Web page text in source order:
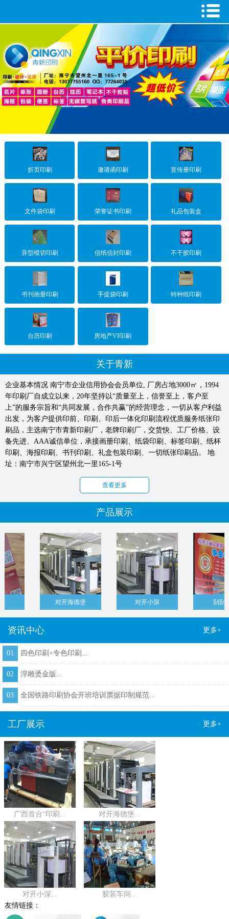
折页印刷 邀请函印刷 宣传册印刷
文件袋印刷 荣誉证书印刷 礼品包装盒
异型模切印刷 信纸信封印刷 不干胶印刷
书刊画册印刷 手提袋印刷 特种纸印刷
台历印刷 房地产VI印刷
关于青新
企业基本情况 南宁市企业信用协会会员单位, 厂房占地3000㎡，1994
年印刷厂自成立以来，20年坚持以“质量至上，信誉至上，客户至
上”的服务宗旨和“共同发展，合作共赢”的经营理念，一切从客户利益
出发，为客户提供印前、印刷、印后一体化印刷流程优质服务​纸张印
刷品，主选南宁市青新印刷厂，老牌印刷厂，交货快、工厂价格、设
备先进、AAA诚信单位，承接画册印刷、纸袋印刷、标签印刷、纸杯
印刷、海报印刷、书刊印刷、礼盒包装印刷、一切纸张印刷品。 地
址：南宁市兴宁区望州北一里165-1号
查看更多
产品展示
对开海德堡 对开小深 刮刮卡1
资讯中心 更多+
01 四色印刷+专色印刷...
02 浮雕烫金版...
03 全国铁路印刷协会开班培训票据印制规范...
工厂展示 更多+
广西首台“印刷... 对开海德堡...
对开小深...
胶装车间...
友情链接：